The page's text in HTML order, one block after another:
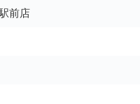
前店